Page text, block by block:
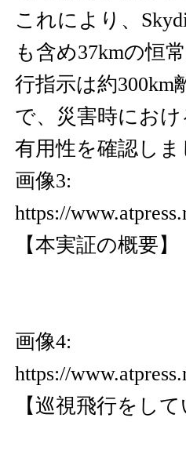
これにより、
も含め37kmの恒
行指示は約
で、災害時にお
有用性を確認しま
画像3:
https://
【本実証の概要】
画像4:
https://
【巡視飛行をし